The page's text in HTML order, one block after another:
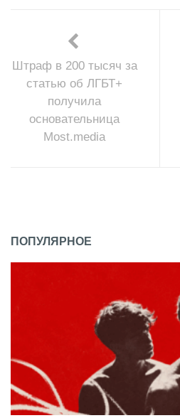
Штраф в 200 тысяч за
статью об ЛГБТ+
получила
основательница
Most.media
ПОПУЛЯРНОЕ